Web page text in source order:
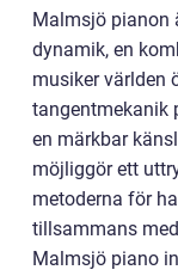
Malmsjö pianon
dynamik, en
musiker världen
tangentmekanik
en märkbar
möjliggör ett
metoderna för
tillsammans
Malmsjö piano